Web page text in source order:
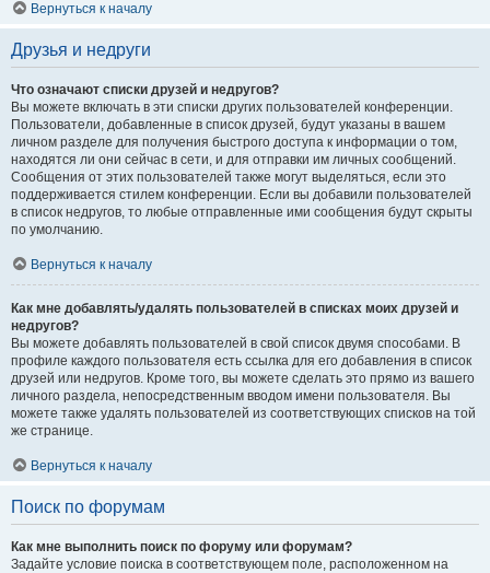
Вернуться к началу
Друзья и недруги
Что означают списки друзей и недругов?
Вы можете включать в эти списки других пользователей конференции.
Пользователи, добавленные в список друзей, будут указаны в вашем
личном разделе для получения быстрого доступа к информации о том,
находятся ли они сейчас в сети, и для отправки им личных сообщений.
Сообщения от этих пользователей также могут выделяться, если это
поддерживается стилем конференции. Если вы добавили пользователей
в список недругов, то любые отправленные ими сообщения будут скрыты
по умолчанию.
Вернуться к началу
Как мне добавлять/удалять пользователей в списках моих друзей и
недругов?
Вы можете добавлять пользователей в свой список двумя способами. В
профиле каждого пользователя есть ссылка для его добавления в список
друзей или недругов. Кроме того, вы можете сделать это прямо из вашего
личного раздела, непосредственным вводом имени пользователя. Вы
можете также удалять пользователей из соответствующих списков на той
же странице.
Вернуться к началу
Поиск по форумам
Как мне выполнить поиск по форуму или форумам?
Задайте условие поиска в соответствующем поле, расположенном на